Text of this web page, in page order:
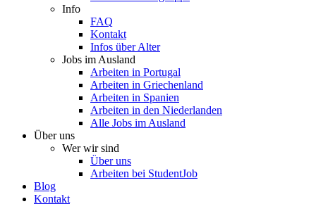
Info
FAQ
Kontakt
Infos über Alter
Jobs im Ausland
Arbeiten in Portugal
Arbeiten in Griechenland
Arbeiten in Spanien
Arbeiten in den Niederlanden
Alle Jobs im Ausland
Über uns
Wer wir sind
Über uns
Arbeiten bei StudentJob
Blog
Kontakt